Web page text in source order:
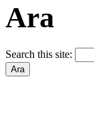
Ara
Search this site: